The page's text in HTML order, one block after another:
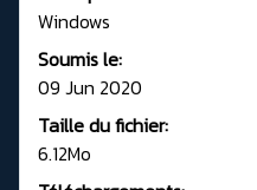
Windows
Soumis le:
09 Jun 2020
Taille du fichier:
6.12Mo